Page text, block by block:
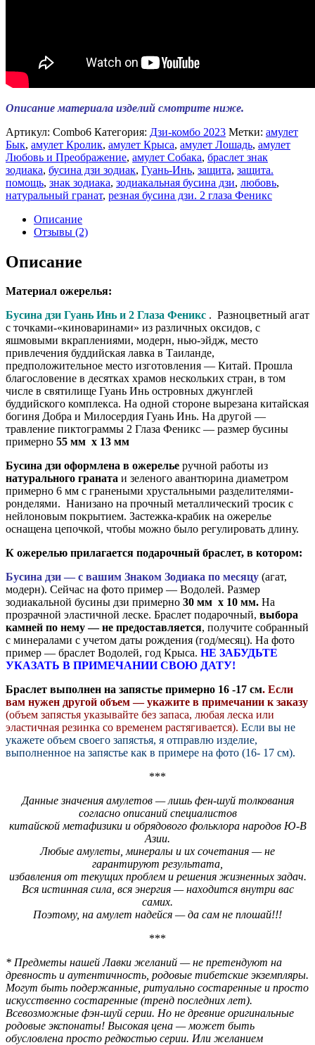
Описание материала изделий смотрите ниже.
Артикул: Сombo6 Категория: Дзи-комбо 2023 Метки: амулет
Бык, амулет Кролик, амулет Крыса, амулет Лошадь, амулет
Любовь и Преображение, амулет Собака, браслет знак
зодиака, бусина дзи зодиак, Гуань-Инь, защита, защита.
помощь, знак зодиака, зодиакальная бусина дзи, любовь,
натуральный гранат, резная бусина дзи. 2 глаза Феникс
Описание
Отзывы (2)
Описание
Материал ожерелья:
Бусина дзи Гуань Инь и 2 Глаза Феникс . Разноцветный агат
с точками-«киноваринами» из различных оксидов, с
яшмовыми вкраплениями, модерн, нью-эйдж, место
привлечения буддийская лавка в Таиланде,
предположительное место изготовления — Китай. Прошла
благословение в десятках храмов нескольких стран, в том
числе в святилище Гуань Инь островных джунглей
буддийского комплекса. На одной стороне вырезана китайская
богиня Добра и Милосердия Гуань Инь. На другой —
травление пиктограммы 2 Глаза Феникс — размер бусины
примерно 55 мм x 13 мм
Бусина дзи оформлена в ожерелье ручной работы из
натурального граната и зеленого авантюрина диаметром
примерно 6 мм с гранеными хрустальными разделителями-
ронделями. Нанизано на прочный металлический тросик с
нейлоновым покрытием. Застежка-крабик на ожерелье
оснащена цепочкой, чтобы можно было регулировать длину.
К ожерелью прилагается подарочный браслет, в котором:
Бусина дзи — с вашим Знаком Зодиака по месяцу (агат,
модерн). Сейчас на фото пример — Водолей. Размер
зодиакальной бусины дзи примерно 30 мм x 10 мм. На
прозрачной эластичной леске. Браслет подарочный, выбора
камней по нему — не предоставляется, получите собранный
с минералами с учетом даты рождения (год/месяц). На фото
пример — браслет Водолей, год Крыса. НЕ ЗАБУДЬТЕ
УКАЗАТЬ В ПРИМЕЧАНИИ СВОЮ ДАТУ!
Браслет выполнен на запястье примерно 16 -17 см. Если
вам нужен другой объем — укажите в примечании к заказу
(объем запястья указывайте без запаса, любая леска или
эластичная резинка со временем растягивается). Если вы не
укажете объем своего запястья, я отправлю изделие,
выполненное на запястье как в примере на фото (16- 17 см).
***
Данные значения амулетов — лишь фен-шуй толкования
согласно описаний специалистов
китайской метафизики и обрядового фольклора народов Ю-В
Азии.
Любые амулеты, минералы и их сочетания — не
гарантируют результата,
избавления от текущих проблем и решения жизненных задач.
Вся истинная сила, вся энергия — находится внутри вас
самих.
Поэтому, на амулет надейся — да сам не плошай!!!
***
* Предметы нашей Лавки желаний — не претендуют на
древность и аутентичность, родовые тибетские экземпляры.
Могут быть подержанные, ритуально состаренные и просто
искусственно состаренные (тренд последних лет).
Всевозможные фэн-шуй серии. Но не древние оригинальные
родовые экспонаты! Высокая цена — может быть
обусловлена просто редкостью серии. Или желанием